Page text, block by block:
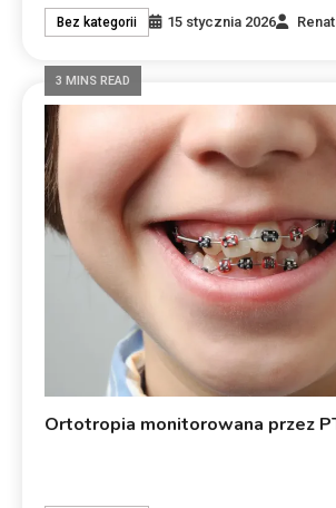
Bez kategorii 15 stycznia 2026
3 MINS READ
Ortotropia monitorowana przez